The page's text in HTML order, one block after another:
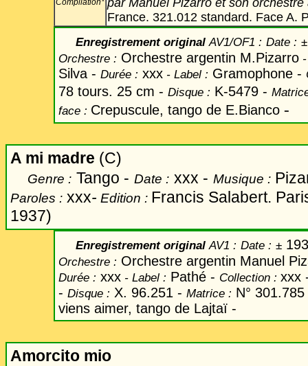
Compilation* par Manuel Pizarro et son
France. 321.012 standard. Face A.
Enregistrement originalAV1/OF1 : Date : ±
Orchestre : Orchestre argentin M.Pizarro -
Silva - Durée : xxx - Label : Gramophone -
78 tours. 25 cm - Disque : K-5479 -
face : Crepuscule, tango de E.Bianco -
A mi madre (C)
Genre : Tango - Date : xxx - Musique :
Paroles : xxx- Edition : Francis Salabert.
1937)
Enregistrement originalAV1 : Date : ±
Orchestre : Orchestre argentin Manuel
Durée : xxx - Label : Pathé - Collection : xxx
- Disque : X. 96.251 - Matrice : N°
viens aimer, tango de Lajtaï -
Amorcito mio